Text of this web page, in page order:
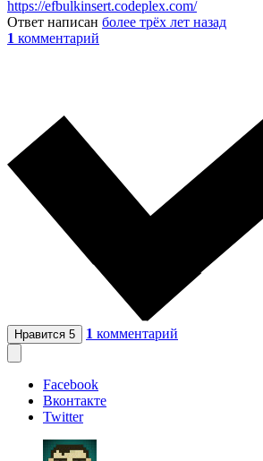
https://efbulkinsert.codeplex.com/
Ответ написан более трёх лет назад
1 комментарий
Нравится 5 1 комментарий
Facebook
Вконтакте
Twitter